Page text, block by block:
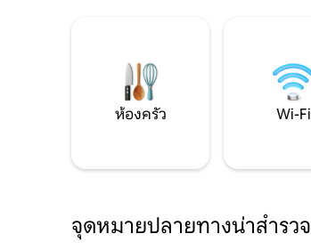
ห้องครัว Wi-Fi
จุดหมายปลายทางน่าสำรวจ